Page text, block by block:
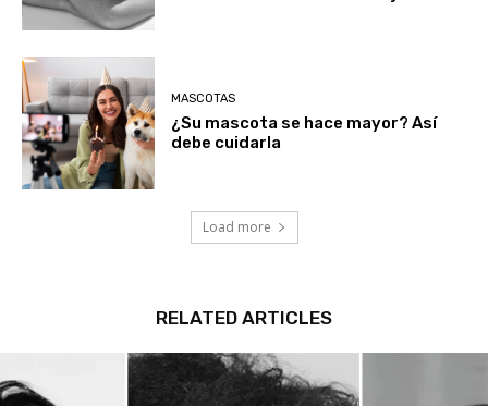
MASCOTAS
¿Su mascota se hace mayor? Así
debe cuidarla
Load more
RELATED ARTICLES